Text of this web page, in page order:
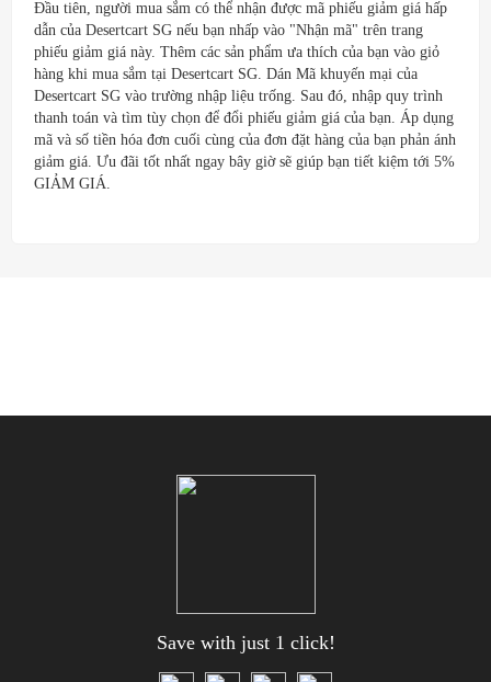
Đầu tiên, người mua sắm có thể nhận được mã phiếu giảm giá hấp
dẫn của Desertcart SG nếu bạn nhấp vào "Nhận mã" trên trang
phiếu giảm giá này. Thêm các sản phẩm ưa thích của bạn vào giỏ
hàng khi mua sắm tại Desertcart SG. Dán Mã khuyến mại của
Desertcart SG vào trường nhập liệu trống. Sau đó, nhập quy trình
thanh toán và tìm tùy chọn để đổi phiếu giảm giá của bạn. Áp dụng
mã và số tiền hóa đơn cuối cùng của đơn đặt hàng của bạn phản ánh
giảm giá. Ưu đãi tốt nhất ngay bây giờ sẽ giúp bạn tiết kiệm tới 5%
GIẢM GIÁ.
Save with just 1 click!